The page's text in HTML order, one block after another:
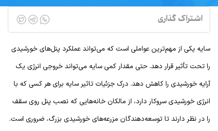
اشتراک گذاری
سایه‌ یکی از مهم‌ترین عواملی است که می‌تواند عملکرد پنل‌های خورشیدی
را تحت تأثیر قرار دهد. حتی مقدار کمی سایه می‌تواند خروجی انرژی یک
آرایه خورشیدی را کاهش دهد. درک جزئیات تاثیر سایه برای هر کسی که با
انرژی خورشیدی سروکار دارد، از مالکان خانه‌هایی که نصب پنل روی سقف
را در نظر دارند تا توسعه‌دهندگان مزرعه‌های خورشیدی بزرگ، ضروری است.